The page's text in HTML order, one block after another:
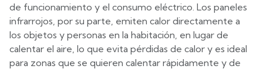
de funcionamiento y el consumo eléctrico. Los paneles
infrarrojos, por su parte, emiten calor directamente a
los objetos y personas en la habitación, en lugar de
calentar el aire, lo que evita pérdidas de calor y es ideal
para zonas que se quieren calentar rápidamente y de